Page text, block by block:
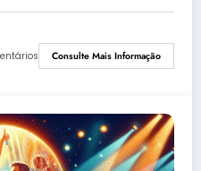
Consulte Mais Informação